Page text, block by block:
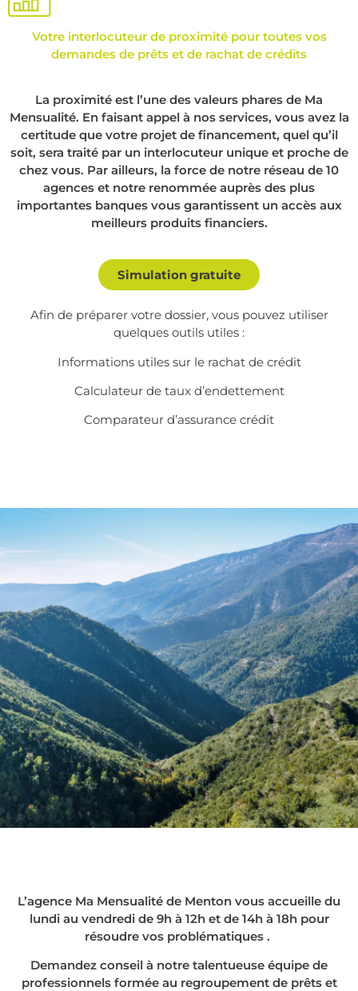
Votre interlocuteur de proximité pour toutes vos
demandes de prêts et de rachat de crédits
La proximité est l’une des valeurs phares de Ma
Mensualité. En faisant appel à nos services, vous avez la
certitude que votre projet de financement, quel qu’il
soit, sera traité par un interlocuteur unique et proche de
chez vous. Par ailleurs, la force de notre réseau de 10
agences et notre renommée auprès des plus
importantes banques vous garantissent un accès aux
meilleurs produits financiers.
Simulation gratuite
Afin de préparer votre dossier, vous pouvez utiliser
quelques outils utiles :
Informations utiles sur le rachat de crédit
Calculateur de taux d’endettement
Comparateur d’assurance crédit
ou chez vous !
L’agence Ma Mensualité de Menton vous accueille du
lundi au vendredi de 9h à 12h et de 14h à 18h pour
résoudre vos problématiques .
Demandez conseil à notre talentueuse équipe de
professionnels formée au regroupement de prêts et